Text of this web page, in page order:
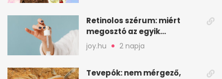
Retinolos szérum: miért
megosztó az egyik
leghatásosabb
öregedésgátló?
joy.hu 2 napja
Tevepók: nem mérgező,